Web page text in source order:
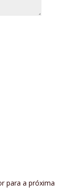
para a próxima